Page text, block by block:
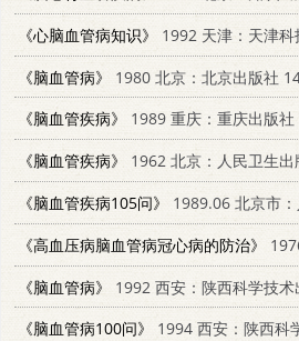
《心脑血管病知识》
1992 天津：天津科技
《脑血管病》
1980 北京：北京出版社
《脑血管疾病》
1989 重庆：重庆出版
《脑血管疾病》
1962 北京：人民卫生出
《脑血管疾病105问》
1989.06 北京市：
《高血压病脑血管病冠心病的防治》
1976
《脑血管病》
1992 西安：陕西科学技
《脑血管病100问》
1994 西安：陕西科